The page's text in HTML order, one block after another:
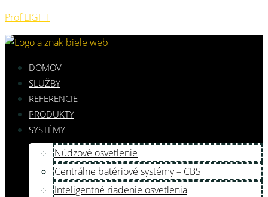
ProfiLIGHT
DOMOV
SLUŽBY
REFERENCIE
PRODUKTY
SYSTÉMY
Núdzové osvetlenie
Centrálne batériové systémy – CBS
Inteligentné riadenie osvetlenia